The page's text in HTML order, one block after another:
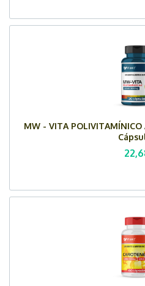
MW - VITA